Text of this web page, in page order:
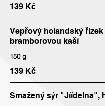
139 Kč
Vepřový holandský řízek
bramborovou kaší
150 g
139 Kč
Smažený sýr "Jíídelna",